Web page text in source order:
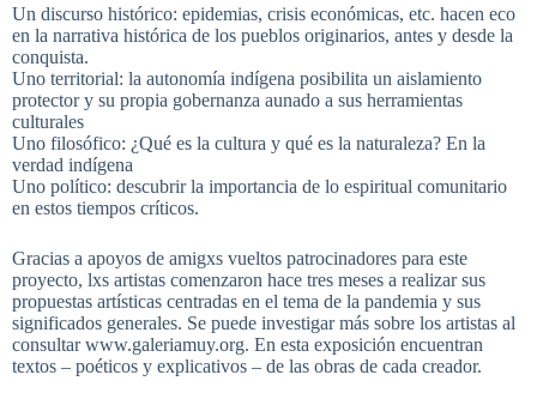
Un discurso histórico: epidemias, crisis económicas, etc. hacen eco
en la narrativa histórica de los pueblos originarios, antes y desde la
conquista.
Uno territorial: la autonomía indígena posibilita un aislamiento
protector y su propia gobernanza aunado a sus herramientas
culturales
Uno filosófico: ¿Qué es la cultura y qué es la naturaleza? En la
verdad indígena
Uno político: descubrir la importancia de lo espiritual comunitario
en estos tiempos críticos.
Gracias a apoyos de amigxs vueltos patrocinadores para este
proyecto, lxs artistas comenzaron hace tres meses a realizar sus
propuestas artísticas centradas en el tema de la pandemia y sus
significados generales. Se puede investigar más sobre los artistas al
consultar www.galeriamuy.org. En esta exposición encuentran
textos – poéticos y explicativos – de las obras de cada creador.